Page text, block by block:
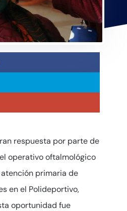
respuesta por parte de
operativo oftalmológico
primaria de
en el Polideportivo,
oportunidad fue